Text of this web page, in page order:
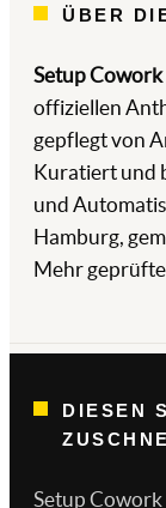
ÜBER
Setup Cowork
offiziellen
gepflegt von
Kuratiert und
und
Hamburg,
Mehr geprüfte
DIESEN
Setup